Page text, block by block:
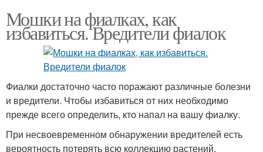
Мошки на фиалках, как
избавиться. Вредители фиалок
Фиалки достаточно часто поражают различные болезни
и вредители. Чтобы избавиться от них необходимо
прежде всего определить, кто напал на вашу фиалку.
При несвоевременном обнаружении вредителей есть
вероятность потерять всю коллекцию растений.